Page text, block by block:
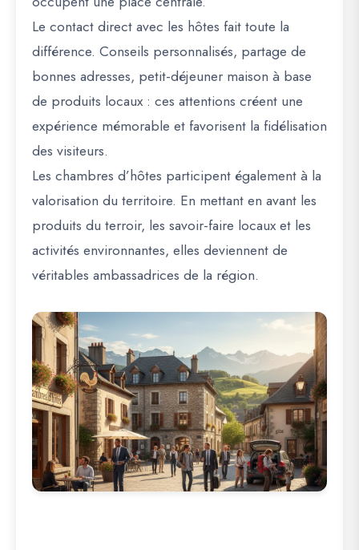
Le contact direct avec les hôtes fait toute la
différence. Conseils personnalisés, partage de
bonnes adresses, petit-déjeuner maison à base
de produits locaux : ces attentions créent une
expérience mémorable et favorisent la fidélisation
des visiteurs.
Les chambres d’hôtes participent également à la
valorisation du territoire. En mettant en avant les
produits du terroir, les savoir-faire locaux et les
activités environnantes, elles deviennent de
véritables ambassadrices de la région.